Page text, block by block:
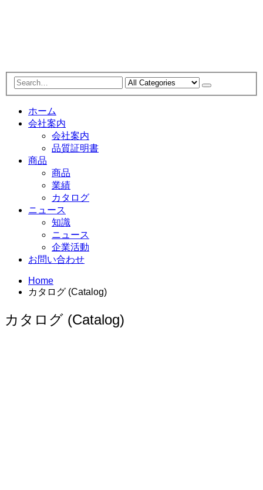
ホーム
会社案内
会社案内
品質証明書
商品
商品
業績
カタログ
ニュース
知識
ニュース
企業活動
お問い合わせ
Home
カタログ (Catalog)
カタログ (Catalog)